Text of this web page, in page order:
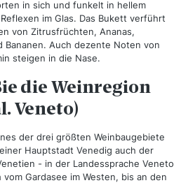
in sich und funkelt in hellem
im Glas. Das Bukett verführt
von Zitrusfrüchten, Ananas,
Bananen. Auch dezente Noten von
steigen in die Nase.
die Weinregion
Veneto)
der drei größten Weinbaugebiete
Hauptstadt Venedig auch der
- in der Landessprache Veneto
Gardasee im Westen, bis an den